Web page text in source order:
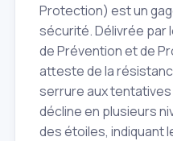
Protection) est un
sécurité. Délivrée par
de Prévention et de
atteste de la
serrure aux
décline en plusieurs
des étoiles, indiquant